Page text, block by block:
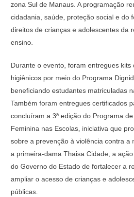
zona Sul de Manaus. A programação
cidadania, saúde, proteção social e do
direitos de crianças e adolescentes da
ensino.
Durante o evento, foram entregues kits
higiênicos por meio do Programa
beneficiando estudantes matriculadas
Também foram entregues certificados
concluíram a 3ª edição do Programa
Feminina nas Escolas, iniciativa que
sobre a prevenção à violência contra a
a primeira-dama Thaisa Cidade, a
do Governo do Estado de fortalecer a
ampliar o acesso de crianças e
públicas.